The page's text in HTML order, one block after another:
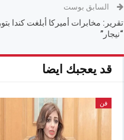
السابق بوست
تقرير: مخابرات أميركا أبلغت كندا
“نيجار”
قد يعجبك ايضا
فن